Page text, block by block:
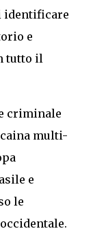
identificare
e
tutto il
criminale
multi-
e
le